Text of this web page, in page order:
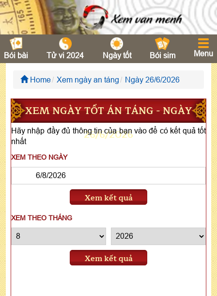
Bói bài Tử vi 2024 Ngày tốt Bói sim Menu
Home Xem ngày an táng Ngày 26/6/2026
XEM NGÀY TỐT ÁN TÁNG - NGÀY
26/6/2026
Hãy nhập đầy đủ thông tin của bạn vào để có kết quả tốt
nhất
XEM THEO NGÀY
Xem kết quả
XEM THEO THÁNG
Xem kết quả